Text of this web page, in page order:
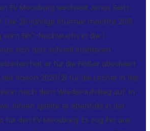
EV Moosburg wechselt Jonas Seitz
Der 25-jährige Stürmer machte 2015
ERC-Nachwuchs in die 1.
sich dort schnell etablieren.
hat er für die Flößer absolviert
Saison 2020/21 für die Lecher in der
nach dem Wiederaufstieg auf. In
Jahren spielte er ebenfalls in der
für den EV Moosburg. Es zog ihn aus